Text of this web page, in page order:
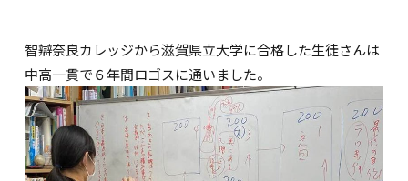
智辯奈良カレッジから滋賀県立大学に合格した生徒さんは
中高一貫で６年間ロゴスに通いました。